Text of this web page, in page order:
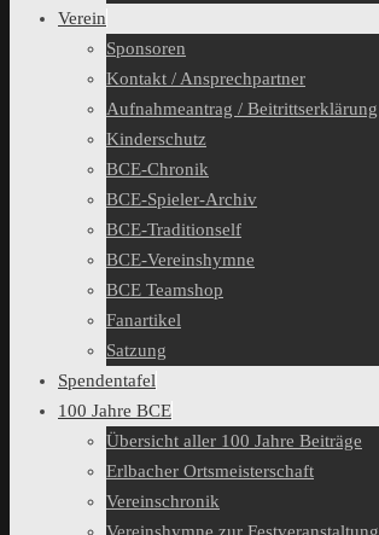
Verein
Sponsoren
Kontakt / Ansprechpartner
Aufnahmeantrag / Beitrittserklärung
Kinderschutz
BCE-Chronik
BCE-Spieler-Archiv
BCE-Traditionself
BCE-Vereinshymne
BCE Teamshop
Fanartikel
Satzung
Spendentafel
100 Jahre BCE
Übersicht aller 100 Jahre Beiträge
Erlbacher Ortsmeisterschaft
Vereinschronik